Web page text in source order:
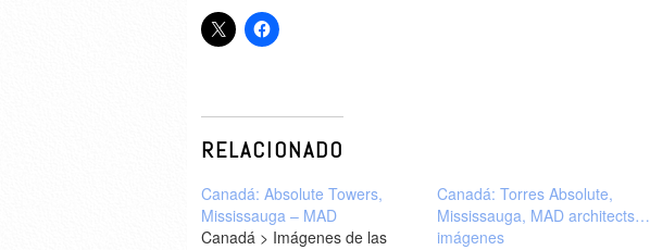
RELACIONADO
Canadá: Absolute Towers,
Mississauga – MAD
Canadá > Imágenes de las
Canadá: Torres Absolute,
Mississauga, MAD architects…
imágenes